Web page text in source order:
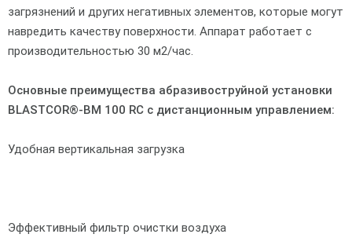
загрязнений и других негативных элементов, которые могут
навредить качеству поверхности. Аппарат работает с
производительностью 30 м2/час.
Основные преимущества абразивоструйной установки
BLASTCOR®-BM 100 RC с дистанционным управлением:
Удобная вертикальная загрузка
Эффективный фильтр очистки воздуха